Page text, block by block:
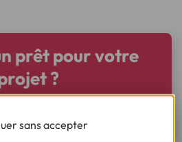
prêt pour votre
?
sans accepter